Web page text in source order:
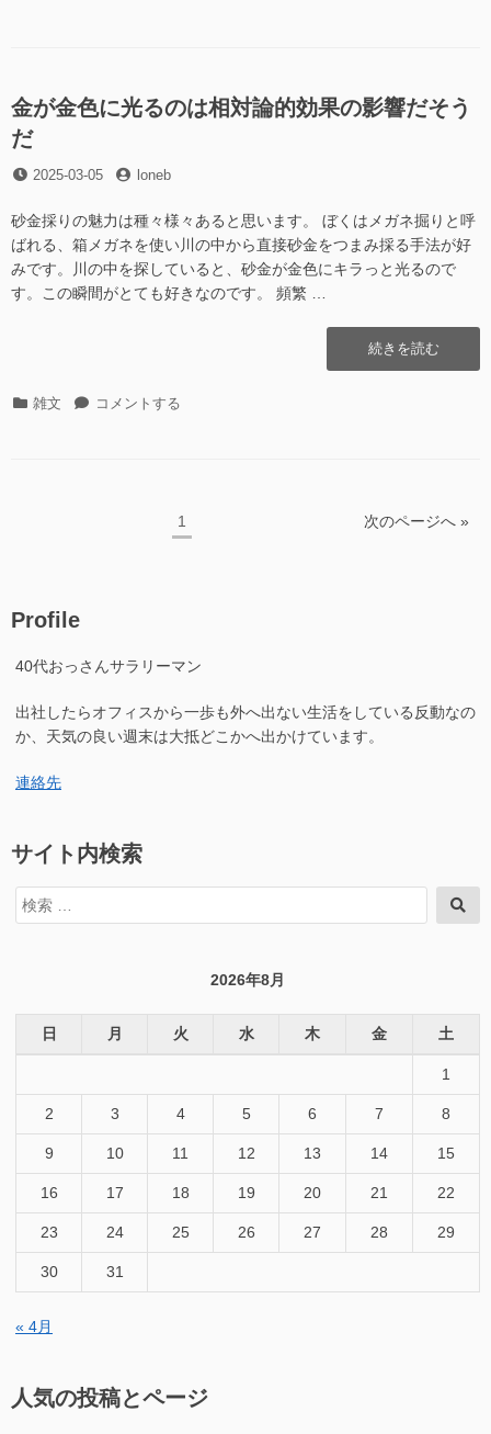
っ
像
を
っ
外
へ！
へ
の
金が金色に光るのは相対論的効果の影響だそう
だ
投
日
2025-03-05
投
者
loneb
砂金採りの魅力は種々様々あると思います。 ぼくはメガネ掘りと呼
ばれる、箱メガネを使い川の中から直接砂金をつまみ採る手法が好
みです。川の中を探していると、砂金が金色にキラっと光るので
す。この瞬間がとても好きなのです。 頻繁 …
“金
が
は
響
だ
続きを読む
カ 雑文
金
的
果
の
う
だ
に
コメントする
ペ
ジ
送
り
ペ
ー
1 次のページへ »
Profile
40代おっさんサラリーマン
出社したらオフィスから一歩も外へ出ない生活をしている反動なの
か、天気の良い週末は大抵どこかへ出かけています。
連絡先
サイト内検索
検
索
索
2026年8月
日 月 火 水 木 金 土
1
2 3 4 5 6 7 8
9 10 11 12 13 14 15
16 17 18 19 20 21 22
23 24 25 26 27 28 29
30 31
« 4月
人気の投稿とページ